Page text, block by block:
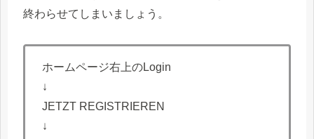
終わらせてしまいましょう。
ホームページ右上のLogin
↓
JETZT REGISTRIEREN
↓